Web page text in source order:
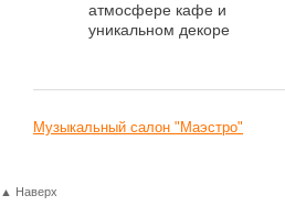
атмосфере кафе и
уникальном декоре
Музыкальный салон "Маэстро"
▲ Наверх